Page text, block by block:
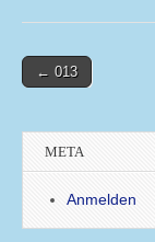
Post← 013
META
Anmelden